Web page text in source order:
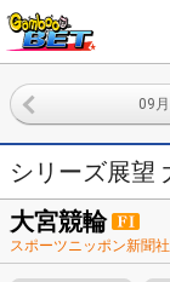
09
シリーズ展望
大宮競輪
スポーツニッポン新聞